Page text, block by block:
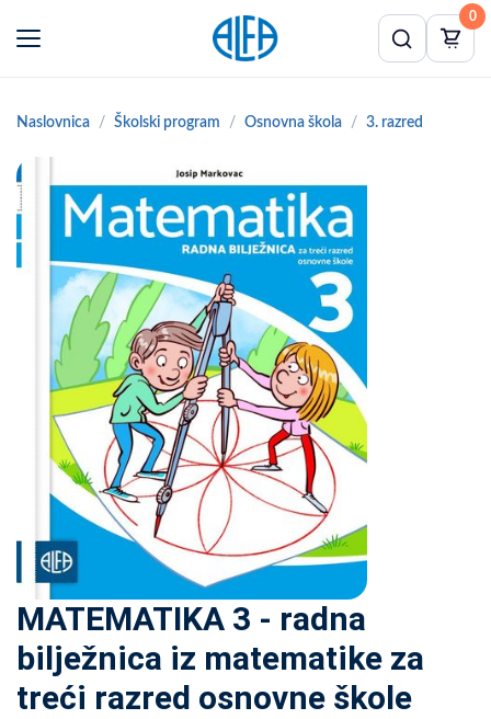
0
Naslovnica Školski program Osnovna škola 3. razred
MATEMATIKA 3 - radna
bilježnica iz matematike za
treći razred osnovne škole